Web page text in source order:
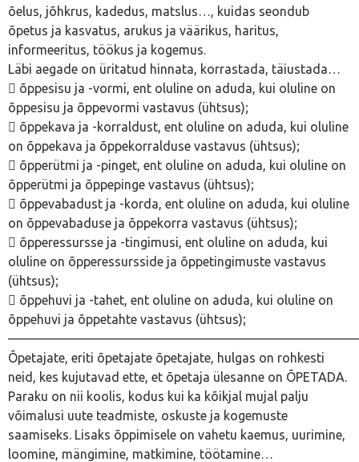
õelus, jõhkrus, kadedus, matslus…, kuidas seondub
õpetus ja kasvatus, arukus ja väärikus, haritus,
informeeritus, töökus ja kogemus.
Läbi aegade on üritatud hinnata, korrastada, täiustada…
 õppesisu ja -vormi, ent oluline on aduda, kui oluline on
õppesisu ja õppevormi vastavus (ühtsus);
 õppekava ja -korraldust, ent oluline on aduda, kui oluline
on õppekava ja õppekorralduse vastavus (ühtsus);
 õpperütmi ja -pinget, ent oluline on aduda, kui oluline on
õpperütmi ja õppepinge vastavus (ühtsus);
 õppevabadust ja -korda, ent oluline on aduda, kui oluline
on õppevabaduse ja õppekorra vastavus (ühtsus);
 õpperessursse ja -tingimusi, ent oluline on aduda, kui
oluline on õpperessursside ja õppetingimuste vastavus
(ühtsus);
 õppehuvi ja -tahet, ent oluline on aduda, kui oluline on
õppehuvi ja õppetahte vastavus (ühtsus);
Õpetajate, eriti õpetajate õpetajate, hulgas on rohkesti
neid, kes kujutavad ette, et õpetaja ülesanne on ÕPETADA.
Paraku on nii koolis, kodus kui ka kõikjal mujal palju
võimalusi uute teadmiste, oskuste ja kogemuste
saamiseks. Lisaks õppimisele on vahetu kaemus, uurimine,
loomine, mängimine, matkimine, töötamine…